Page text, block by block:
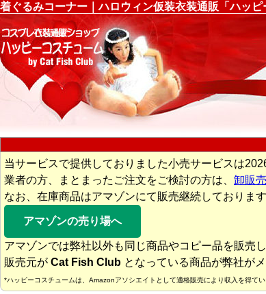
着ぐるみコーナー｜ハロウィン仮装衣装通販「ハッピ
当サービスで提供しておりました小売サービスは
業者の方、まとまったご注文をご検討の方は、 卸販
なお、在庫商品はアマゾンにて販売継続しております
アマゾンの売り場へ
アマゾンでは弊社以外も同じ商品やコピー品を販売
販売元が Cat Fish Club となっている商品が弊社が
*ハッピーコスチュームは、Amazonアソシエイトとして適格販売により収入を得てい